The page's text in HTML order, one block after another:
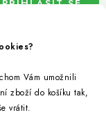
Vám umožnili
zboží do košíku tak,
vrátit.
osobních údajů
PŘIHLÁSIT SE